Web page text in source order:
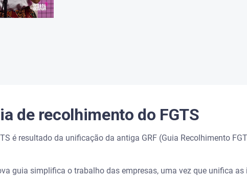
de recolhimento do FGTS
é resultado da unificação da antiga GRF (Guia Recolhimento
guia simplifica o trabalho das empresas, uma vez que unifica